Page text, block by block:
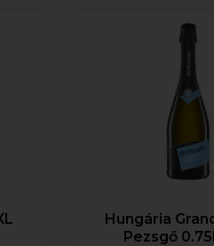
Hungária
Pezsgő